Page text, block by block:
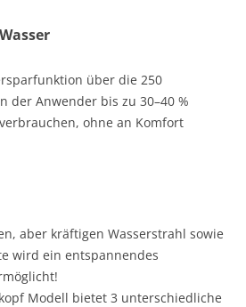
über die 250
der Anwender bis zu 30–40 %
ohne an Komfort
aber kräftigen Wasserstrahl sowie
wird ein entspannendes
Modell bietet 3 unterschiedliche